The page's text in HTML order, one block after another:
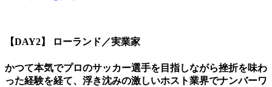
【DAY2】 ローランド／実業家
かつて本気でプロのサッカー選手を目指しながら挫折を味わ
った経験を経て、浮き沈みの激しいホスト業界でナンバーワ